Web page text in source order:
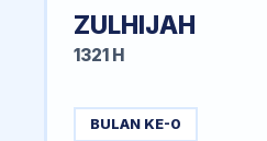
ZULHIJAH
1321 H
BULAN KE-0